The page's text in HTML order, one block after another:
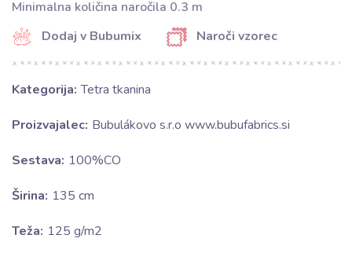
Minimalna količina naročila 0.3 m
Dodaj v Bubumix
Naroči vzorec
Kategorija: Tetra tkanina
Proizvajalec: Bubulákovo s.r.o www.bubufabrics.si
Sestava: 100%CO
Širina: 135 cm
Teža: 125 g/m2